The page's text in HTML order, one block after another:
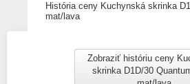
História ceny Kuchynská skrinka
mat/lava
Zobraziť históriu ceny
skrinka D1D/30